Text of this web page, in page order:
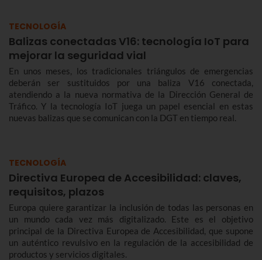
TECNOLOGÍA
Balizas conectadas V16: tecnología IoT para
mejorar la seguridad vial
En unos meses, los tradicionales triángulos de emergencias
deberán ser sustituidos por una baliza V16 conectada,
atendiendo a la nueva normativa de la Dirección General de
Tráfico. Y la tecnología IoT juega un papel esencial en estas
nuevas balizas que se comunican con la DGT en tiempo real.
TECNOLOGÍA
Directiva Europea de Accesibilidad: claves,
requisitos, plazos
Europa quiere garantizar la inclusión de todas las personas en
un mundo cada vez más digitalizado. Este es el objetivo
principal de la Directiva Europea de Accesibilidad, que supone
un auténtico revulsivo en la regulación de la accesibilidad de
productos y servicios digitales.